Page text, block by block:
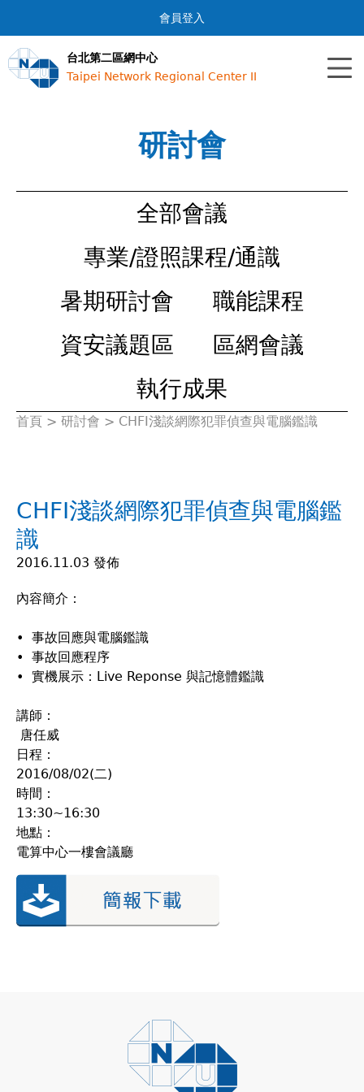
Jump to navigation
會員登入
台北第二區網中心
Taipei Network Regional Center II
研討會
全部會議
專業/證照課程/通識
暑期研討會
職能課程
資安議題區
區網會議
執行成果
您
這
裡
首頁 > 研討會 > CHFI淺談網際犯罪偵查與電腦鑑識
CHFI淺談網際犯罪偵查與電腦鑑
識
2016.11.03 發佈
內容簡介：
• 事故回應與電腦鑑識
• 事故回應程序
• 實機展示：Live Reponse 與記憶體鑑識
講師：
唐任威
日程：
2016/08/02(二)
時間：
13:30~16:30
地點：
電算中心一樓會議廳